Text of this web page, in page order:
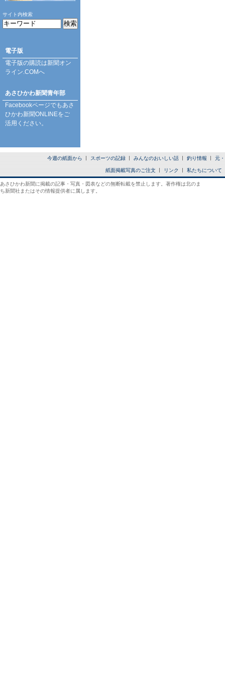
サイト内検索
電子版
電子版の購読は新聞オン
ライン.COMへ
あさひかわ新聞青年部
Facebookページでもあさ
ひかわ新聞ONLINEをご
活用ください。
今週の紙面から スポーツの記録 みんなのおいしい話 釣り情報 元
紙面掲載写真のご注文 リンク 私たちについて
あさひかわ新聞に掲載の記事・写真・図表などの無断転載を禁止します。著作権は北のま
ち新聞社またはその情報提供者に属します。